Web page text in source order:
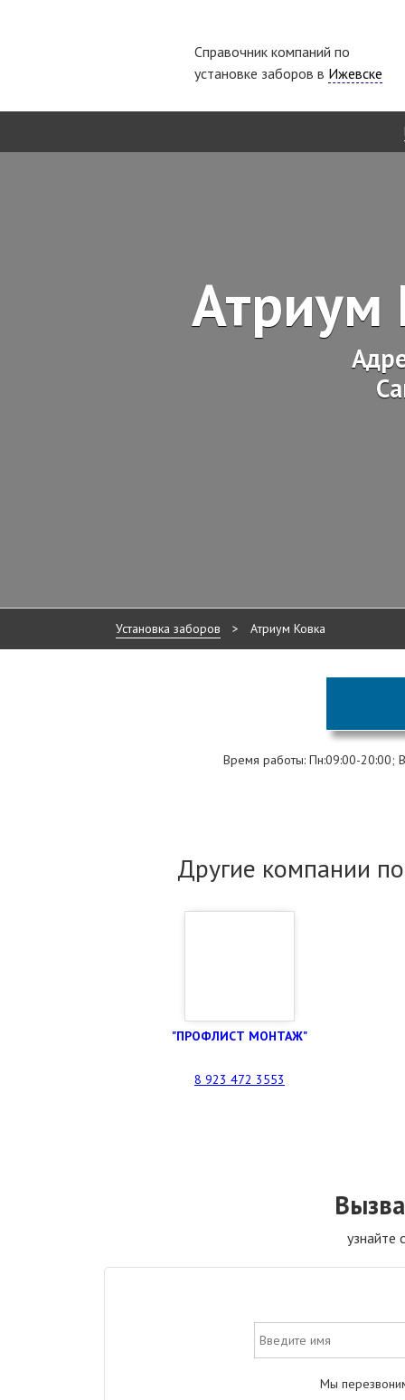
Справочник компаний по
установке заборов в Ижевске
Атриум
Установка заборов > Атриум Ковка
Время работы: Пн:09:00-20:00;
Другие компании
"ПРОФЛИСТ МОНТАЖ"
8 923 472 3553
узнайте
Мы